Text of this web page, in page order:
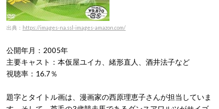
出典： https://images-na.ssl-images-amazon.com/
公開年月：2005年
主要キャスト：本仮屋ユイカ、緒形直人、酒井法子など
視聴率：16.7％
題字とタイトル画は、漫画家の西原理恵子さんが担当していま